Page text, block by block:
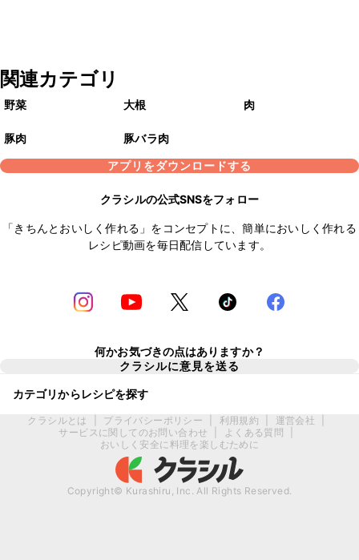
関連カテゴリ
野菜 大根 肉
豚肉
豚バラ肉
アプリをダウンロードする
クラシルの公式SNSをフォロー
「きちんとおいしく作れる」をコンセプトに、簡単においしく作れる
レシピ動画を毎日配信しています。
何かお気づきの点はありますか？
クラシルに意見を送る
カテゴリからレシピを探す
クラシルとは プライバシーポリシー 利用規約 運営会社
サービスに関してのお問い合わせ
よくある質問
おいしく安全に料理を楽しむために
Copyright© Kurashiru, Inc. All Rights Reserved.